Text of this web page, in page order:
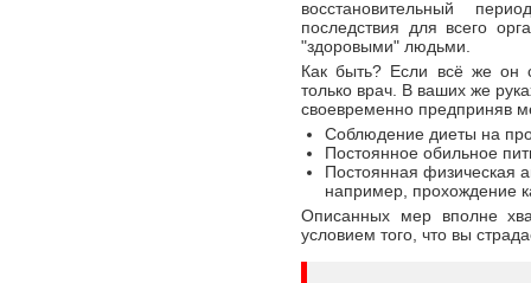
восстановительный
последствия для всего
"здоровыми" людьми.
Как быть? Если всё же он
только врач. В ваших же
своевременно предприняв
Соблюдение диеты на
Постоянное обильное
Постоянная физическая
например, прохождение
Описанных мер вполне
условием того, что вы